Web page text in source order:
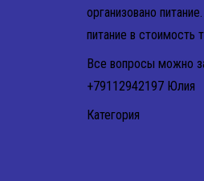
организовано
питание в стоимость
Все вопросы можно
+79112942197 Юлия
Категория